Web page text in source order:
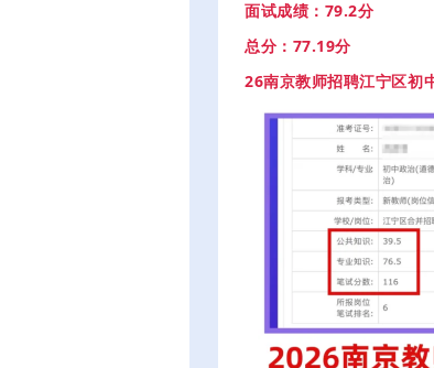
面试成绩：79.2分
总分：77.19分
26南京教师招聘江宁区初